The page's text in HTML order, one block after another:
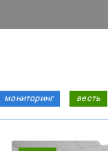
мониторинг весть